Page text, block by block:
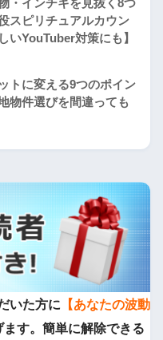
・インチキを見抜く8つ
スピリチュアルカウン
いYouTuber対策にも】
トに変える9つのポイン
物件選びを間違っても
いた方に 【あなたの波動
ます。簡単に解除できる